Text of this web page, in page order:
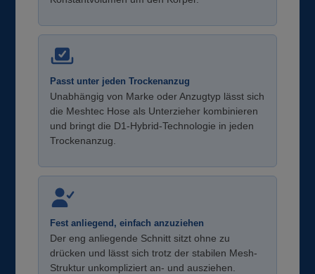
Passt unter jeden Trockenanzug
Unabhängig von Marke oder Anzugtyp lässt sich
die Meshtec Hose als Unterzieher kombinieren
und bringt die D1-Hybrid-Technologie in jeden
Trockenanzug.
Fest anliegend, einfach anzuziehen
Der eng anliegende Schnitt sitzt ohne zu
drücken und lässt sich trotz der stabilen Mesh-
Struktur unkompliziert an- und ausziehen.